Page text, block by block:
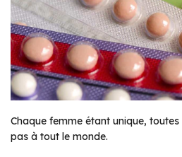
Chaque femme étant unique,
pas à tout le monde.